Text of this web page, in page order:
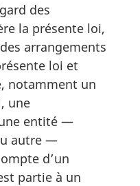
des
la présente loi,
arrangements
loi et
notamment un
une
entité —
autre —
d’un
partie à un